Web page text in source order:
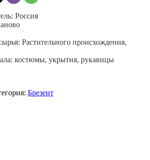
Россия
Растительного происхождения,
костюмы, укрытия, рукавицы
Брезент